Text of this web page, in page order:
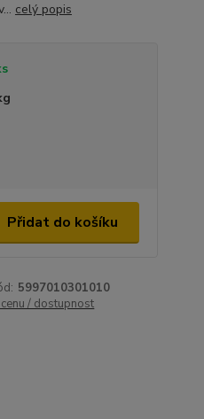
celý popis
Přidat do košíku
5997010301010
/ dostupnost